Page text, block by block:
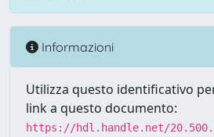
Informazioni
Utilizza questo identificativo
link a questo documento:
https://hdl.handle.net/